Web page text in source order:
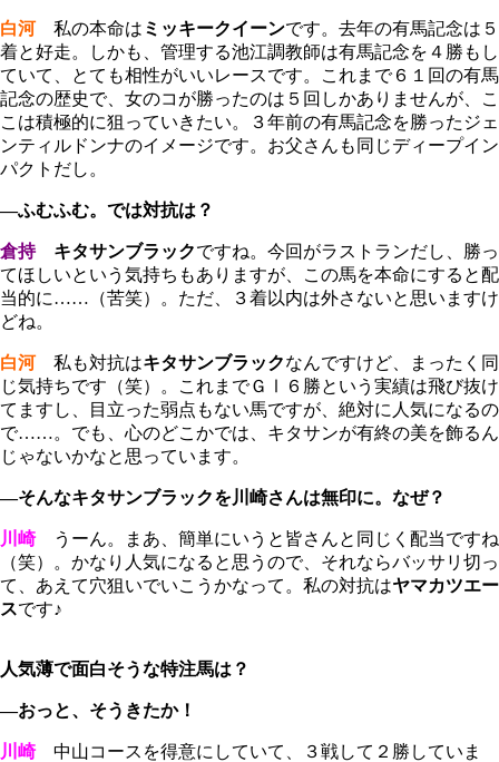
白河 私の本命は ミッキークイーンです。去年の有馬記念は５
着と好走。しかも、管理する池江調教師は有馬記念を４勝もし
ていて、とても相性がいいレースです。これまで６１回の有馬
記念の歴史で、女のコが勝ったのは５回しかありませんが、こ
こは積極的に狙っていきたい。３年前の有馬記念を勝ったジェ
ンティルドンナのイメージです。お父さんも同じディープイン
パクトだし。
―ふむふむ。では対抗は？
倉持 キタサンブラックですね。今回がラストランだし、勝っ
てほしいという気持ちもありますが、この馬を本命にすると配
当的に……（苦笑）。ただ、３着以内は外さないと思いますけ
どね。
白河私も対抗はキタサンブラックなんですけど、まったく同
じ気持ちです（笑）。これまでＧⅠ６勝という実績は飛び抜け
てますし、目立った弱点もない馬ですが、絶対に人気になるの
で……。でも、心のどこかでは、キタサンが有終の美を飾るん
じゃないかなと思っています。
―そんなキタサンブラックを川崎さんは無印に。なぜ？
川崎
うーん。まあ、簡単にいうと皆さんと同じく配当ですね
（笑）。かなり人気になると思うので、それならバッサリ切っ
て、あえて穴狙いでいこうかなって。私の対抗はヤマカツエー
スです♪
人気薄で面白そうな特注馬は？
―おっと、そうきたか！
川崎中山コースを得意にしていて、３戦して２勝していま